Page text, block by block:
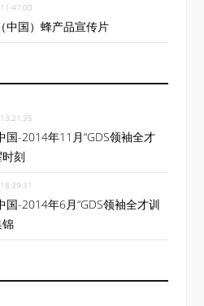
中国）蜂产品宣传片
国-2014年11月“GDS领袖全才
刻
国-2014年6月“GDS领袖全才训
锦